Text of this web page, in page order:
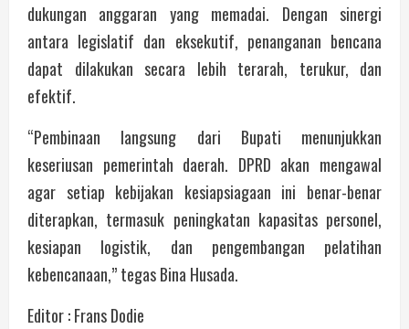
dukungan anggaran yang memadai. Dengan sinergi
antara legislatif dan eksekutif, penanganan bencana
dapat dilakukan secara lebih terarah, terukur, dan
efektif.
“Pembinaan langsung dari Bupati menunjukkan
keseriusan pemerintah daerah. DPRD akan mengawal
agar setiap kebijakan kesiapsiagaan ini benar-benar
diterapkan, termasuk peningkatan kapasitas personel,
kesiapan logistik, dan pengembangan pelatihan
kebencanaan,” tegas Bina Husada.
Editor : Frans Dodie